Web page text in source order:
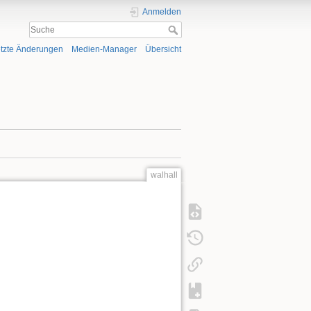
Anmelden
Änderungen Medien-Manager Übersicht
walhall